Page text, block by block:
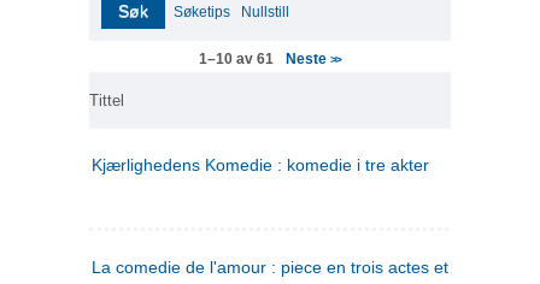
Søk Søketips Nullstill
1–10 av 61 Neste>>
Tittel
Kjærlighedens Komedie : komedie i tre akter
La comedie de l'amour : piece en trois actes et en vers